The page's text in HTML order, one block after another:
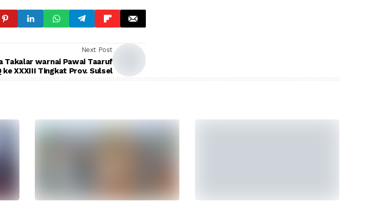
Next Post
Takalar warnai Pawai Taaruf
ke XXXIII Tingkat Prov. Sulsel